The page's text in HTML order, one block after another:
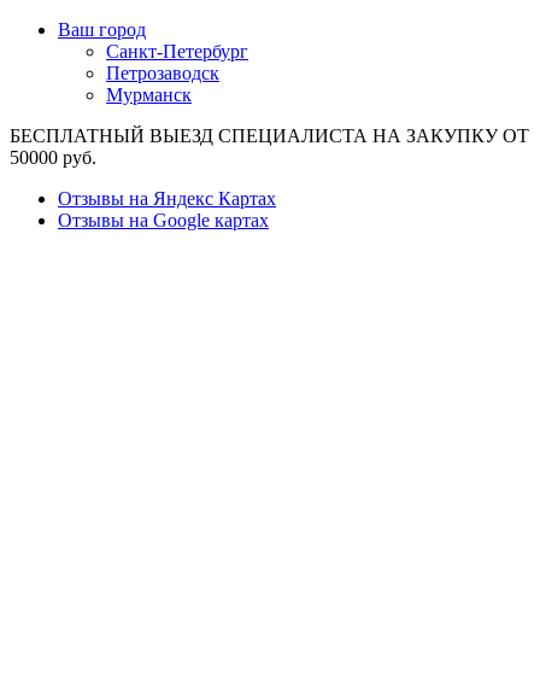
Ваш город
Санкт-Петербург
Петрозаводск
Мурманск
БЕСПЛАТНЫЙ ВЫЕЗД СПЕЦИАЛИСТА НА ЗАКУПКУ ОТ
50000 руб.
Отзывы на Яндекс Картах
Отзывы на Google картах